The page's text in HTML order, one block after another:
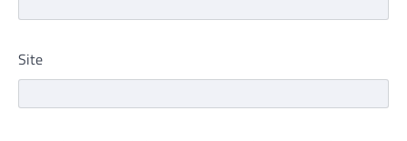
Site